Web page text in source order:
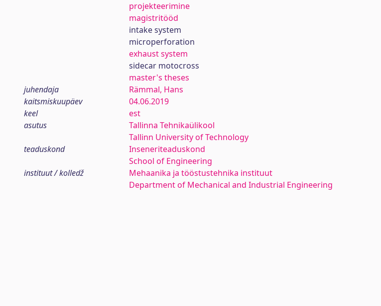
projekteerimine
magistritööd
intake system
microperforation
exhaust system
sidecar motocross
master's theses
juhendaja
Rämmal, Hans
kaitsmiskuupäev
04.06.2019
keel
est
asutus
Tallinna Tehnikaülikool
Tallinn University of Technology
teaduskond
Inseneriteaduskond
School of Engineering
instituut / kolledž
Mehaanika ja tööstustehnika instituut
Department of Mechanical and Industrial Engineering